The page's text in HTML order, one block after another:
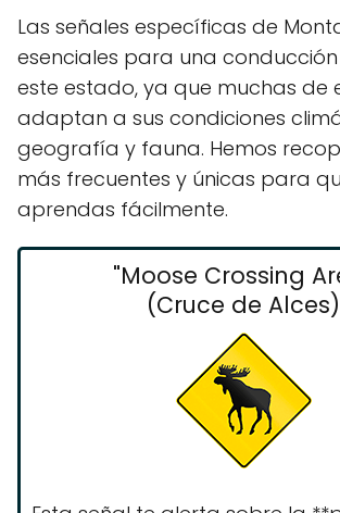
Las señales específicas de
esenciales para una
este estado, ya que muchas de
adaptan a sus condiciones
geografía y fauna. Hemos
más frecuentes y únicas para
aprendas fácilmente.
"Moose Crossing
(Cruce de Alces)